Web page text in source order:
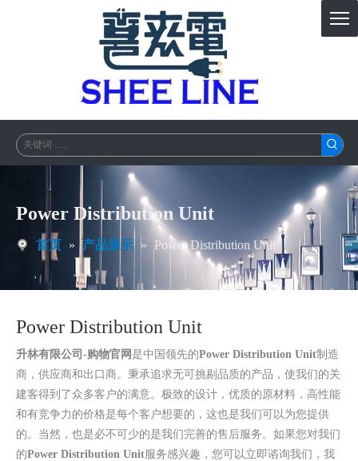
Power Distribution Unit
首页 » 产品展示 » Power Distribution Unit
Power Distribution Unit
升林有限公司-购物官网 是中国领先的Power Distribution Unit制造
商，供应商和出口商。秉承追求无可挑剔品质的产品，使我们的关
建客得到了众多客户的满意。极致的设计，优质的原材料，高性能
和有竞争力的价格是每个客户想要的，这也是我们可以为您提供
的。当然，也是必不可少的是我们完善的售后服务。如果您对我们
的Power Distribution Unit服务感兴趣，您可以立即谘询我们，我